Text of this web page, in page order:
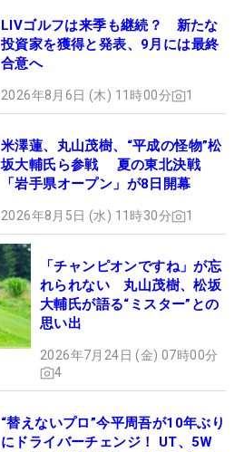
LIVゴルフは来季も継続？ 新たな
投資家を獲得と発表、9月には最終
合意へ
2026年8月6日 (木) 11時00分 1
米澤蓮、丸山茂樹、“平成の怪物”松
坂大輔氏ら参戦 夏の東北決戦
「岩手県オープン」が8日開幕
2026年8月5日 (水) 11時30分 1
「チャンピオンですね」が忘
れられない 丸山茂樹、松坂
大輔氏が語る“ミスター”との
思い出
2026年7月24日 (金) 07時00分
4
“替えないプロ”今平周吾が10年ぶり
にドライバーチェンジ！ UT、5W